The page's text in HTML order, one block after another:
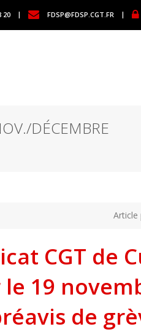
20 | FDSP@FDSP.CGT.FR |
DÉCEMBRE
Article
CGT de
19
de